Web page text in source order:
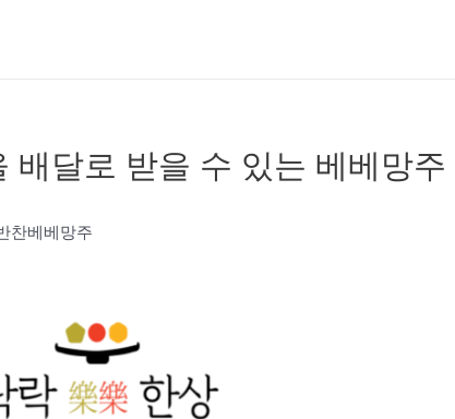
배달로 받을 수 있는 베베망주
찬베베망주